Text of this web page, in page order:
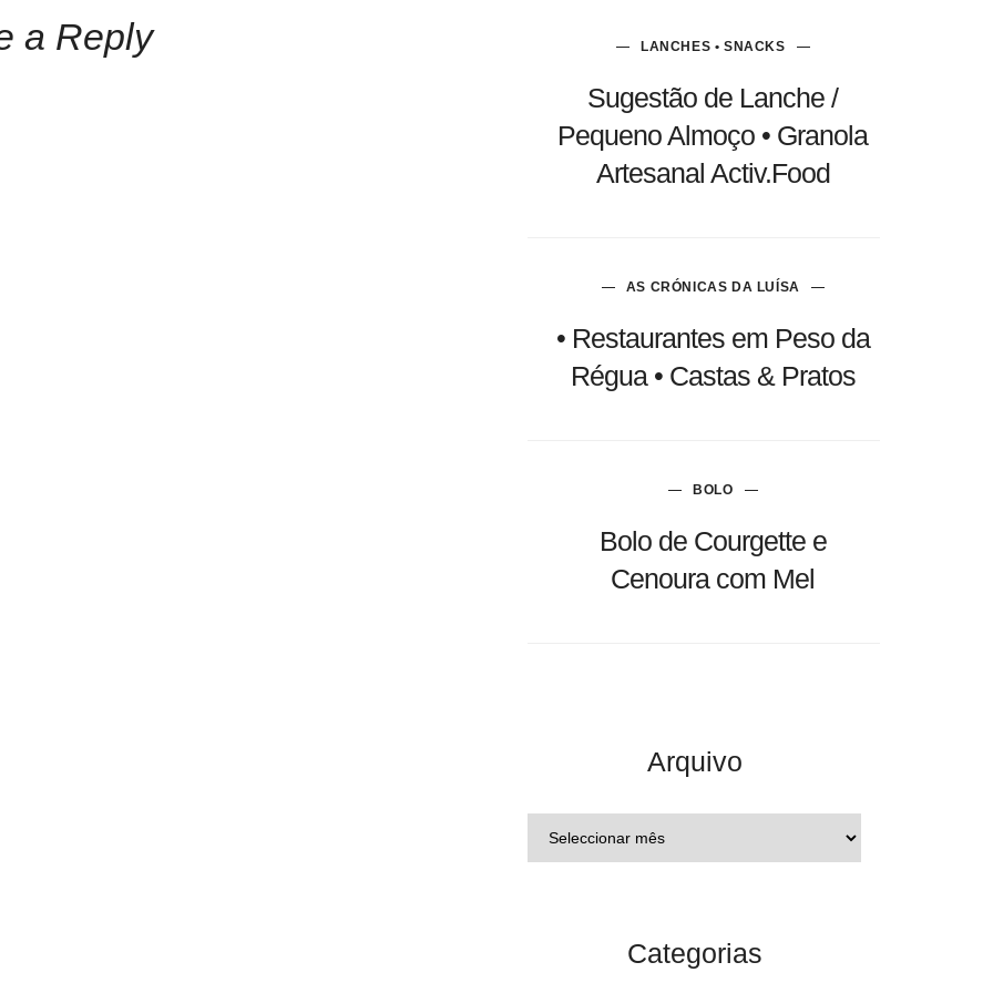
a Reply LANCHES • SNACKS
Sugestão de Lanche /
Pequeno Almoço • Granola
Artesanal Activ.Food
AS CRÓNICAS DA LUÍSA
• Restaurantes em Peso da
Régua • Castas & Pratos
BOLO
Bolo de Courgette e
Cenoura com Mel
Arquivo
Categorias